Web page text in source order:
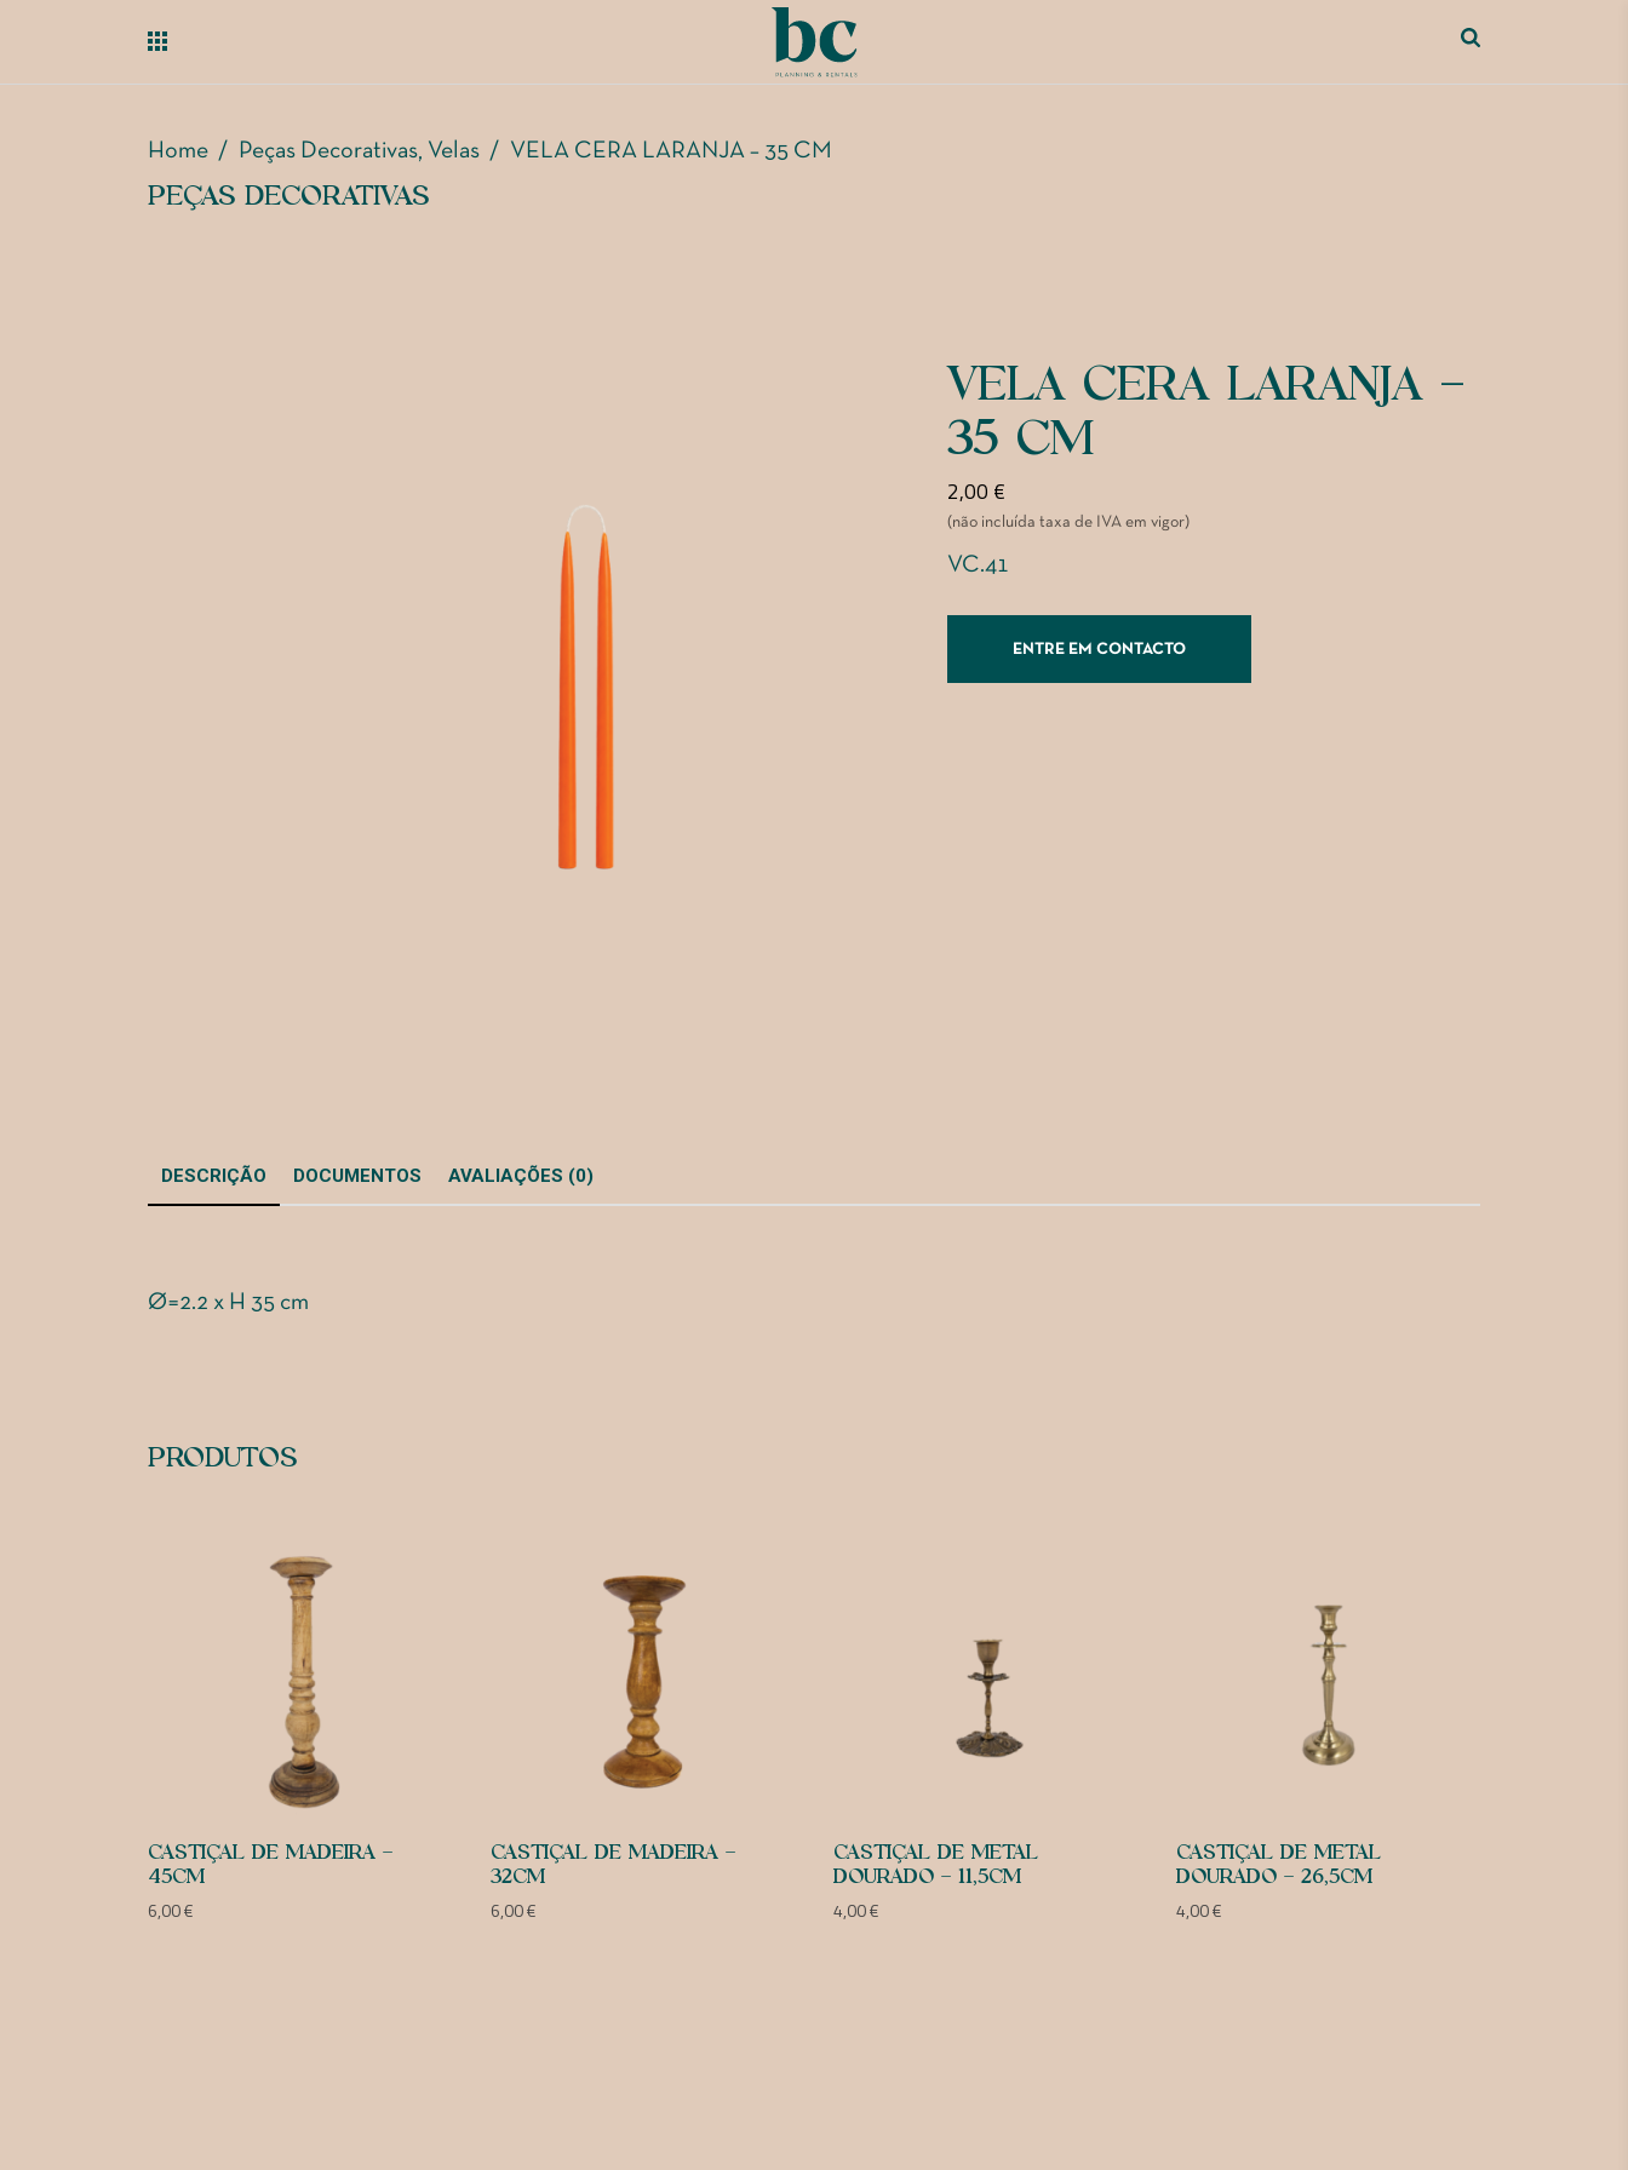
Home / Peças Decorativas, Velas / VELA CERA LARANJA – 35 CM
PEÇAS DECORATIVAS
VELA CERA LARANJA –
35 CM
2,00 €
(não incluída taxa de IVA em vigor)
VC.41
ENTRE EM CONTACTO
DESCRIÇÃO DOCUMENTOS AVALIAÇÕES (0)
Ø=2.2 x H 35 cm
PRODUTOS
CASTIÇAL DE MADEIRA –
45CM
6,00€
CASTIÇAL DE MADEIRA –
32CM
6,00€
CASTIÇAL DE METAL
DOURADO – 11,5CM
4,00€
CASTIÇAL DE METAL
DOURADO – 26,5CM
4,00€